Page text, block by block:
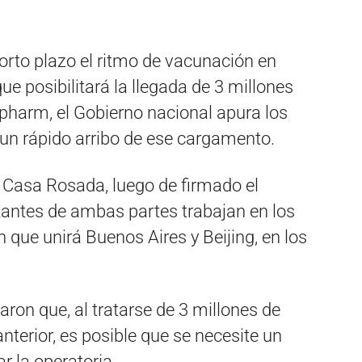
plazo el ritmo de vacunación en
posibilitará la llegada de 3 millones
el Gobierno nacional apura los
rápido arribo de ese cargamento.
Rosada, luego de firmado el
de ambas partes trabajan en los
unirá Buenos Aires y Beijing, en los
que, al tratarse de 3 millones de
es posible que se necesite un